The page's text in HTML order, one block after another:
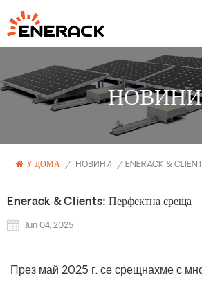
НОВИНИ
У ДОМА / НОВИНИ / ENERACK &
Enerack & Clients: Перфектна среща
Jun 04, 2025
През май 2025 г. се срещнахме с